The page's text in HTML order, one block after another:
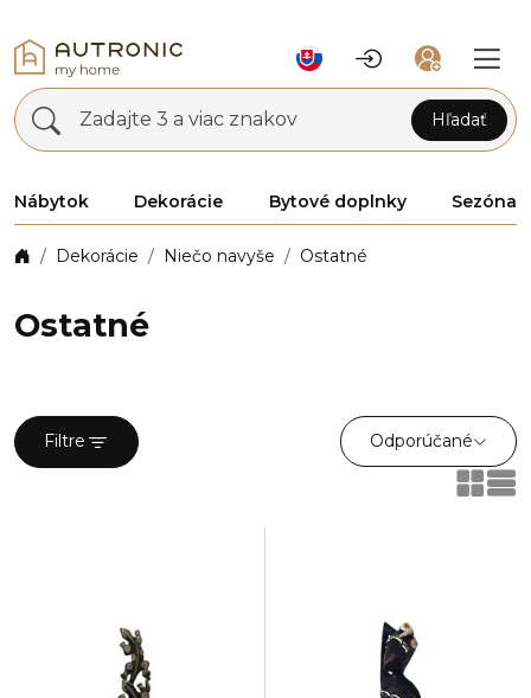
Zadajte 3 a viac znakov Hľadať
Nábytok Dekorácie Bytové doplnky Sezóna
Dekorácie Niečo navyše Ostatné
Ostatné
Filtre Odporúčané